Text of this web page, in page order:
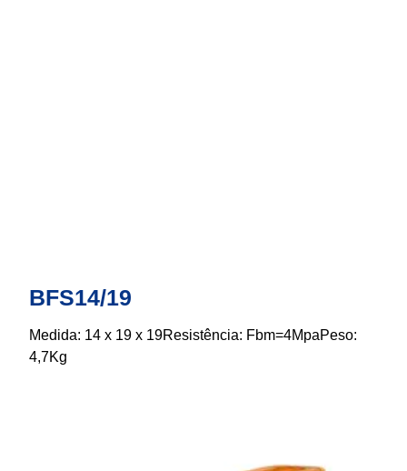
BFS14/19
Medida: 14 x 19 x 19Resistência: Fbm=4MpaPeso:
4,7Kg